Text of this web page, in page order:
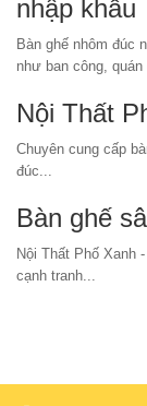
nhập khẩu
Bàn ghế nhôm đúc
như ban công,
Nội Thất
Chuyên cung cấp
đúc...
Bàn ghế
Nội Thất Phố Xanh
cạnh tranh...